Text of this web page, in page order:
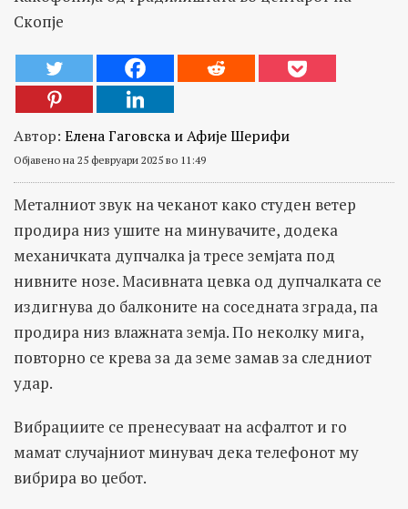
Скопје
Автор: Елена Гаговска и Афије Шерифи
Објавено на 25 февруари 2025 во 11:49
Металниот звук на чеканот како студен ветер
продира низ ушите на минувачите, додека
механичката дупчалка ја тресе земјата под
нивните нозе. Масивната цевка од дупчалката се
издигнува до балконите на соседната зграда, па
продира низ влажната земја. По неколку мига,
повторно се крева за да земе замав за следниот
удар.
Вибрациите се пренесуваат на асфалтот и го
мамат случајниот минувач дека телефонот му
вибрира во џебот.